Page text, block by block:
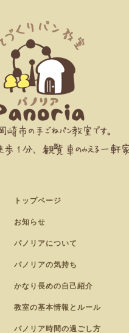
トップページ
お知らせ
パノリアについて
パノリアの気持ち
かなり長めの自己紹介
教室の基本情報とルール
パノリア時間の過ごし方